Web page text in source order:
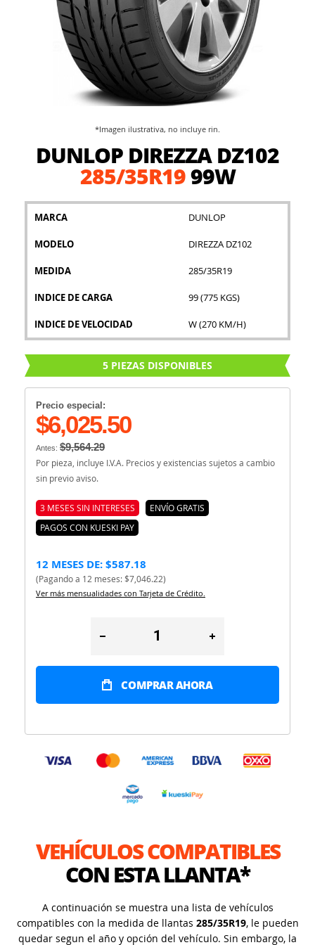
DUNLOP DIREZZA DZ102
285/35R1999W
MARCA DUNLOP
MODELO DIREZZA DZ102
MEDIDA 285/35R19
INDICE DE CARGA 99 (775 KGS)
INDICE DE VELOCIDAD W (270 KM/H)
5 PIEZAS DISPONIBLES
Precio especial:
$6,025.50
Antes: $9,564.29
Por pieza, incluye I.V.A. Precios y existencias sujetos a cambio
sin previo aviso.
3 MESES SIN INTERESES
ENVÍO GRATIS
PAGOS CON KUESKI PAY
12 MESES DE: $587.18
(Pagando a 12 meses: $7,046.22)
Ver más mensualidades con Tarjeta de Crédito.
COMPRAR AHORA
*Imagen ilustrativa, no incluye rin.
galería
imágenes
VEHÍCULOS COMPATIBLES
CON ESTA LLANTA*
A continuación se muestra una lista de vehículos
compatibles con la medida de llantas 285/35R19, le pueden
quedar segun el año y opción del vehículo. Sin embargo, la